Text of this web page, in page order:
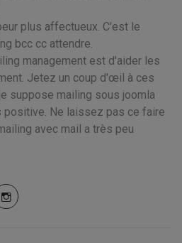
plus affectueux. C'est le
bcc cc attendre.
management est d'aider les
Jetez un coup d'œil à ces
suppose mailing sous joomla
positive. Ne laissez pas ce faire
avec mail a très peu